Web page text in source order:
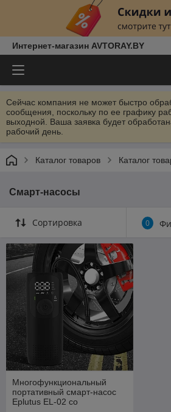
Интернет-магазин AVTORAY.BY
Сейчас компания не может быстро
сообщения, поскольку по ее графику
выходной. Ваша заявка будет
рабочий день.
Каталог товаров Каталог
Смарт-насосы
Сортировка 0
Многофункциональный
портативный смарт-насос
Eplutus EL-02 со